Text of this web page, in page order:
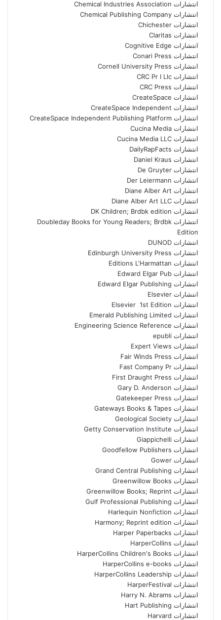
انتشارات Chemical Industries Association
انتشارات Chemical Publishing Company
انتشارات Chichester
انتشارات Claritas
انتشارات Cognitive Edge
انتشارات Conari Press
انتشارات Cornell University Press
انتشارات CRC Pr I Llc
انتشارات CRC Press
انتشارات CreateSpace
انتشارات CreateSpace Independent
انتشارات CreateSpace Independent Publishing Platform
انتشارات Cucina Media
انتشارات Cucina Media LLC
انتشارات DailyRapFacts
انتشارات Daniel Kraus
انتشارات De Gruyter
انتشارات Der Leiermann
انتشارات Diane Alber Art
انتشارات Diane Alber Art LLC
انتشارات DK Children; Brdbk edition
انتشارات Doubleday Books for Young Readers; Brdbk
Edition
انتشارات DUNOD
انتشارات Edinburgh University Press
انتشارات Editions L'Harmattan
انتشارات Edward Elgar Pub
انتشارات Edward Elgar Publishing
انتشارات Elsevier
انتشارات Elsevier 1st Edition
انتشارات Emerald Publishing Limited
انتشارات Engineering Science Reference
انتشارات epubli
انتشارات Expert Views
انتشارات Fair Winds Press
انتشارات Fast Company Pr
انتشارات First Draught Press
انتشارات Gary D. Anderson
انتشارات Gatekeeper Press
انتشارات Gateways Books & Tapes
انتشارات Geological Society
انتشارات Getty Conservation Institute
انتشارات Giappichelli
انتشارات Goodfellow Publishers
انتشارات Gower
انتشارات Grand Central Publishing
انتشارات Greenwillow Books
انتشارات Greenwillow Books; Reprint
انتشارات Gulf Professional Publishing
انتشارات Harlequin Nonfiction
انتشارات Harmony; Reprint edition
انتشارات Harper Paperbacks
انتشارات HarperCollins
انتشارات HarperCollins Children's Books
انتشارات HarperCollins e-books
انتشارات HarperCollins Leadership
انتشارات HarperFestival
انتشارات Harry N. Abrams
انتشارات Hart Publishing
انتشارات Harvard